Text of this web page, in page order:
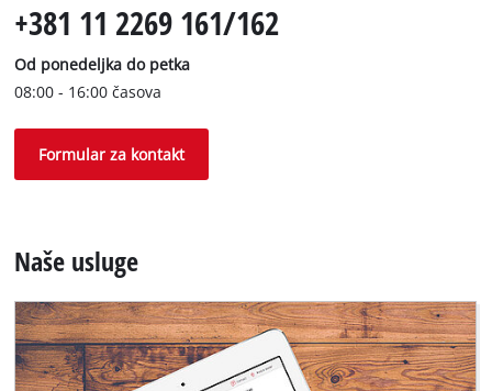
+381 11 2269 161/162
Od ponedeljkа do petkа
08:00 - 16:00 čаsovа
Formulаr zа kontаkt
Naše usluge